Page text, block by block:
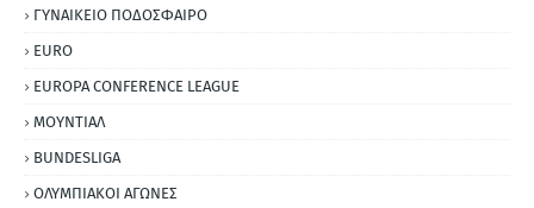
ΓΥΝΑΙΚΕΙΟ ΠΟΔΟΣΦΑΙΡΟ
EURO
EUROPA CONFERENCE LEAGUE
ΜΟΥΝΤΙΑΛ
BUNDESLIGA
ΟΛΥΜΠΙΑΚΟΙ ΑΓΩΝΕΣ